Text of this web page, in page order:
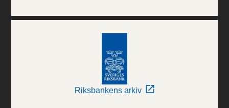
Riksbankens arkiv